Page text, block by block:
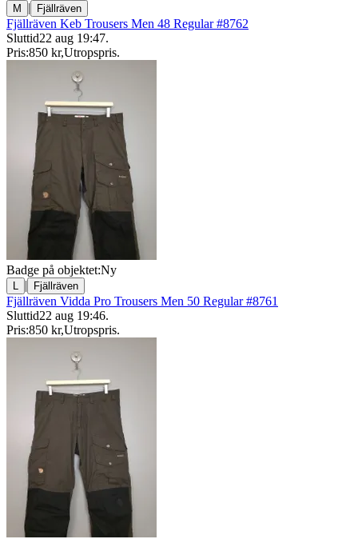
M | Fjällräven
Fjällräven Keb Trousers Men 48 Regular #8762
Sluttid22 aug 19:47.
Pris:850 kr,Utropspris.
Badge på objektet:Ny
L | Fjällräven
Fjällräven Vidda Pro Trousers Men 50 Regular #8761
Sluttid22 aug 19:46.
Pris:850 kr,Utropspris.